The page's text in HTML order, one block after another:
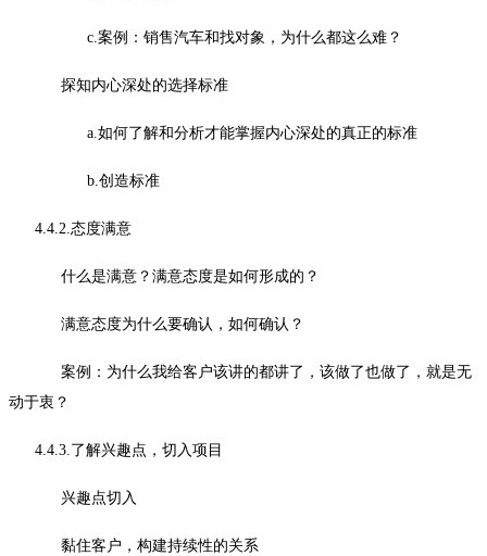
c.案例：销售汽车和找对象，为什么都这么难？
探知内心深处的选择标准
a.如何了解和分析才能掌握内心深处的真正的标准
b.创造标准
4.4.2.态度满意
什么是满意？满意态度是如何形成的？
满意态度为什么要确认，如何确认？
案例：为什么我给客户该讲的都讲了，该做了也做了，就是无
动于衷？
4.4.3.了解兴趣点，切入项目
兴趣点切入
黏住客户，构建持续性的关系